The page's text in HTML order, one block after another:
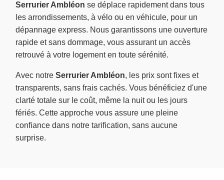
Serrurier Ambléon se déplace rapidement dans tous
les arrondissements, à vélo ou en véhicule, pour un
dépannage express. Nous garantissons une ouverture
rapide et sans dommage, vous assurant un accès
retrouvé à votre logement en toute sérénité.
Avec notre Serrurier Ambléon, les prix sont fixes et
transparents, sans frais cachés. Vous bénéficiez d'une
clarté totale sur le coût, même la nuit ou les jours
fériés. Cette approche vous assure une pleine
confiance dans notre tarification, sans aucune
surprise.